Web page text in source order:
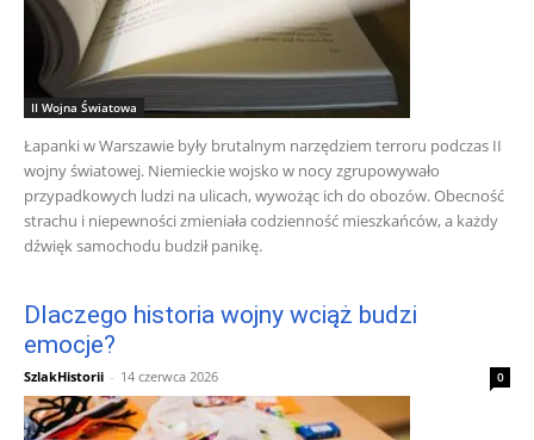
II Wojna Światowa
Łapanki w Warszawie były brutalnym narzędziem terroru podczas II
wojny światowej. Niemieckie wojsko w nocy zgrupowywało
przypadkowych ludzi na ulicach, wywożąc ich do obozów. Obecność
strachu i niepewności zmieniała codzienność mieszkańców, a każdy
dźwięk samochodu budził panikę.
Dlaczego historia wojny wciąż budzi
emocje?
SzlakHistorii - 14 czerwca 2026 0